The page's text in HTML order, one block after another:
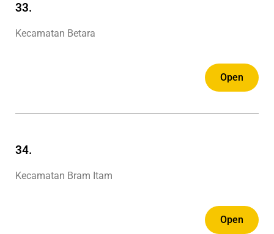
33.
Kecamatan Betara
Open
34.
Kecamatan Bram Itam
Open